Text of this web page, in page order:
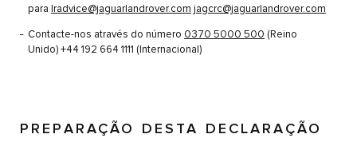
para lradvice@jaguarlandrover.com jagcrc@jaguarlandrover.com
Contacte-nos através do número 0370 5000 500 (Reino
Unido) +44 192 664 1111 (Internacional)
PREPARAÇÃO DESTA DECLARAÇÃO